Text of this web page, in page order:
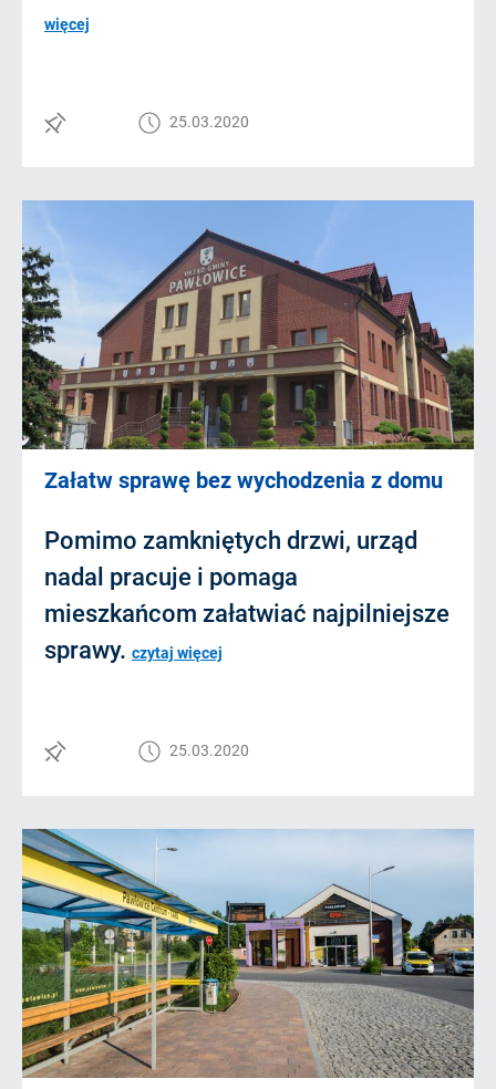
więcej
25.03.2020
Załatw sprawę bez wychodzenia z domu
Pomimo zamkniętych drzwi, urząd
nadal pracuje i pomaga
mieszkańcom załatwiać najpilniejsze
sprawy. czytaj więcej
25.03.2020